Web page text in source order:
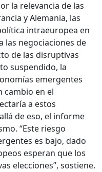
la relevancia de las
y Alemania, las
intraeuropea en
las negociaciones de
de las disruptivas
suspendido, la
emergentes
cambio en el
a estos
de eso, el informe
“Este riesgo
es bajo, dado
esperan que los
elecciones”, sostiene.